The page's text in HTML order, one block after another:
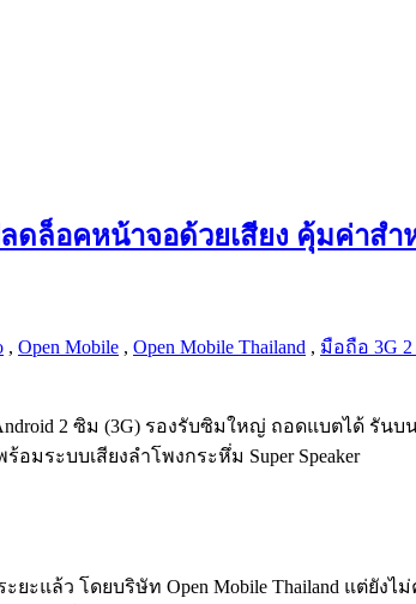
ดล็อคหน้าจอด้วยเสียง คุ้มค่าส
, Open Mobile , Open Mobile Thailand , มือถือ 3G
2 ซิม (3G) รองรับซิมใหญ่ ถอดแบตได้ รันบ
มระบบเสียงลำโพงกระหึ่ม Super Speaker
ยะแล้ว โดยบริษัท Open Mobile Thailand แต่